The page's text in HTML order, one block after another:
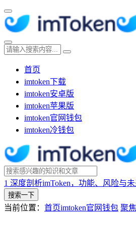
首页
imtoken下载
imtoken安卓版
imtoken苹果版
imtoken官网钱包
imtoken冷钱包
1 深度剖析imToken，功能、风险与
搜索一下
当前位置： 首页imtoken官网钱包 聚